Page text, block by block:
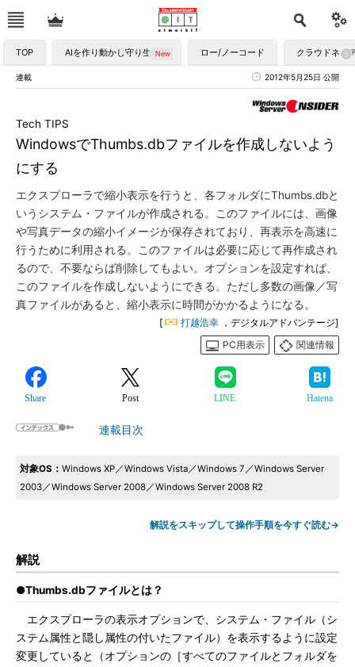
TOP AIを作り動かし守り生かす ロー/ノーコード クラウドネイ
連載 2012年5月25日 公開
WindowsでThumbs.dbファイルを作成しないよう
にする
Tech TIPS
エクスプローラで縮小表示を行うと、各フォルダにThumbs.dbと
いうシステム・ファイルが作成される。このファイルには、画像
や写真データの縮小イメージが保存されており、再表示を高速に
行うために利用される。このファイルは必要に応じて再作成され
るので、不要ならば削除してもよい。オプションを設定すれば、
このファイルを作成しないようにできる。ただし多数の画像／写
真ファイルがあると、縮小表示に時間がかかるようになる。
[ 打越浩幸 ，デジタルアドバンテージ]
PC用表示
関連情報
Share Post LINE Hatena
連載目次
対象OS： Windows XP／Windows Vista／Windows 7／Windows Server
2003／Windows Server 2008／Windows Server 2008 R2
解説をスキップして操作手順を今すぐ読む→
解説
●Thumbs.dbファイルとは？
エクスプローラの表示オプションで、システム・ファイル（シ
ステム属性と隠し属性の付いたファイル）を表示するように設定
変更していると（オプションの［すべてのファイルとフォルダを